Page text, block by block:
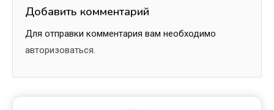
Добавить комментарий
Для отправки комментария вам необходимо
авторизоваться.